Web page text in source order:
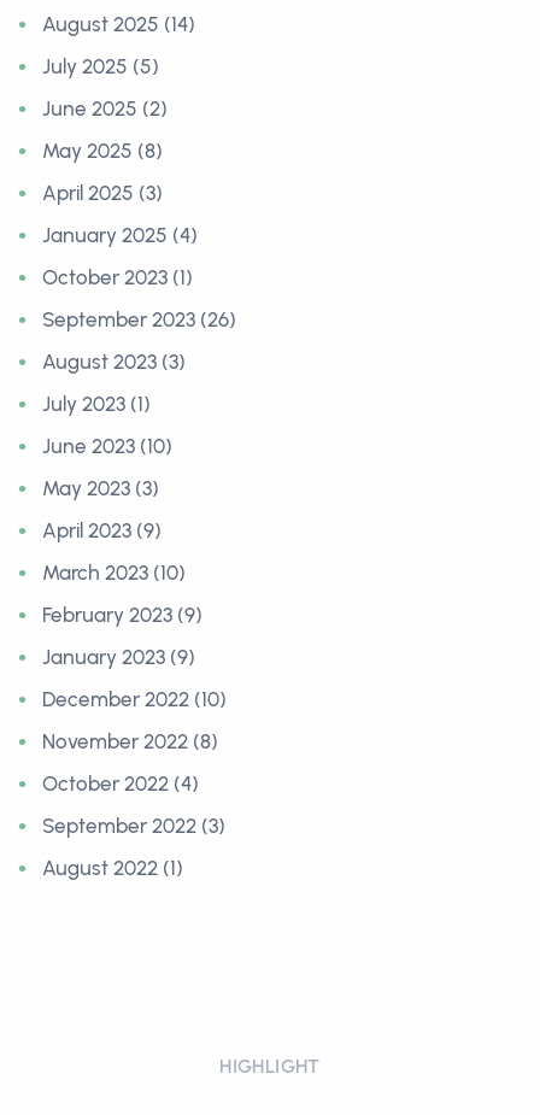
August 2025 (14)
July 2025 (5)
June 2025 (2)
May 2025 (8)
April 2025 (3)
January 2025 (4)
October 2023 (1)
September 2023 (26)
August 2023 (3)
July 2023 (1)
June 2023 (10)
May 2023 (3)
April 2023 (9)
March 2023 (10)
February 2023 (9)
January 2023 (9)
December 2022 (10)
November 2022 (8)
October 2022 (4)
September 2022 (3)
August 2022 (1)
HIGHLIGHT